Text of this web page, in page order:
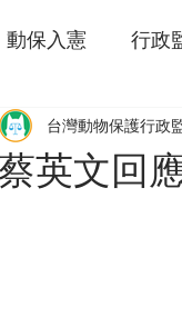
動保入憲 行政
校犬貓
英文回
台灣動物保護行政